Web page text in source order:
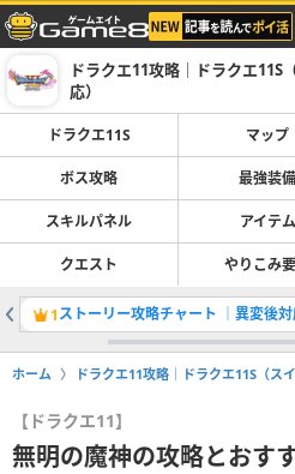
ドラクエ11攻略｜ドラクエ11S
応）
ドラクエ11S マップ
ボス攻略 最強装備
スキルパネル アイテム
クエスト やりこみ
1ストーリー攻略チャート ｜異変後
ホーム ドラクエ11攻略｜ドラクエ11S（ス
【ドラクエ11】
無明の魔神の攻略とおす